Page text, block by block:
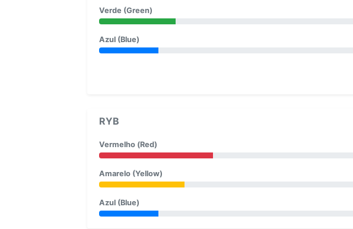
Verde (Green)
Azul (Blue)
RYB
Vermelho (Red)
Amarelo (Yellow)
Azul (Blue)